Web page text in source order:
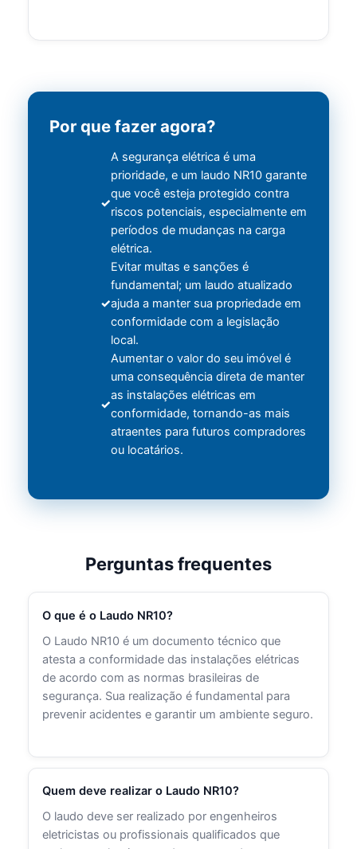
Por que fazer agora?
A segurança elétrica é uma
prioridade, e um laudo NR10 garante
que você esteja protegido contra
riscos potenciais, especialmente em
períodos de mudanças na carga
elétrica.
Evitar multas e sanções é
fundamental; um laudo atualizado
ajuda a manter sua propriedade em
conformidade com a legislação
local.
Aumentar o valor do seu imóvel é
uma consequência direta de manter
as instalações elétricas em
conformidade, tornando-as mais
atraentes para futuros compradores
ou locatários.
Perguntas frequentes
O que é o Laudo NR10?
O Laudo NR10 é um documento técnico que
atesta a conformidade das instalações elétricas
de acordo com as normas brasileiras de
segurança. Sua realização é fundamental para
prevenir acidentes e garantir um ambiente seguro.
Quem deve realizar o Laudo NR10?
O laudo deve ser realizado por engenheiros
eletricistas ou profissionais qualificados que